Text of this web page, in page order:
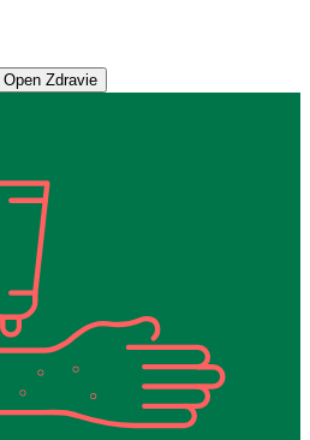
Open Zdravie